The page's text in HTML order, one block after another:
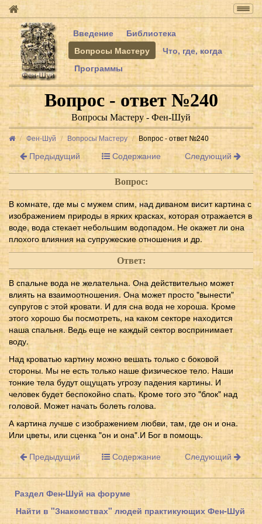
Введение
Библиотека
Вопросы Мастеру
Что, где, когда
Программы
Вопрос - ответ №240
Вопросы Мастеру - Фен-Шуй
Фен-Шуй Вопросы Мастеру Вопрос - ответ №240
Предыдущий Содержание Следующий
Вопрос:
В комнате, где мы с мужем спим, над диваном висит картина с
изображением природы в ярких красках, которая отражается в
воде, вода стекает небольшим водопадом. Не окажет ли она
плохого влияния на супружеские отношения и др.
Ответ:
В спальне вода не желательна. Она действительно может
влиять на взаимоотношения. Она может просто "вынести"
супругов с этой кровати. И для сна вода не хороша. Кроме
этого хорошо бы посмотреть, на каком секторе находится
наша спальня. Ведь еще не каждый сектор воспринимает
воду.
Над кроватью картину можно вешать только с боковой
стороны. Мы не есть только наше физическое тело. Наши
тонкие тела будут ощущать угрозу падения картины. И
человек будет беспокойно спать. Кроме того это "блок" над
головой. Может начать болеть голова.
А картина лучше с изображением любви, там, где он и она.
Или цветы, или сценка "он и она".И Бог в помощь.
Предыдущий
Содержание Следующий
Раздел Фен-Шуй на форуме
Найти в "Знакомствах" людей практикующих Фен-Шуй